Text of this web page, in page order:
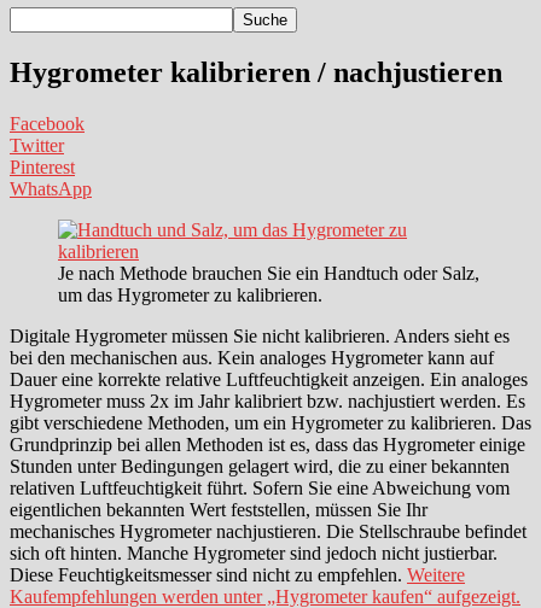
Hygrometer kalibrieren / nachjustieren
Facebook
Twitter
Pinterest
WhatsApp
Je nach Methode brauchen Sie ein Handtuch oder Salz,
um das Hygrometer zu kalibrieren.
Digitale Hygrometer müssen Sie nicht kalibrieren. Anders sieht es
bei den mechanischen aus. Kein analoges Hygrometer kann auf
Dauer eine korrekte relative Luftfeuchtigkeit anzeigen. Ein analoges
Hygrometer muss 2x im Jahr kalibriert bzw. nachjustiert werden. Es
gibt verschiedene Methoden, um ein Hygrometer zu kalibrieren. Das
Grundprinzip bei allen Methoden ist es, dass das Hygrometer einige
Stunden unter Bedingungen gelagert wird, die zu einer bekannten
relativen Luftfeuchtigkeit führt. Sofern Sie eine Abweichung vom
eigentlichen bekannten Wert feststellen, müssen Sie Ihr
mechanisches Hygrometer nachjustieren. Die Stellschraube befindet
sich oft hinten. Manche Hygrometer sind jedoch nicht justierbar.
Diese Feuchtigkeitsmesser sind nicht zu empfehlen. Weitere
Kaufempfehlungen werden unter „Hygrometer kaufen“ aufgezeigt.